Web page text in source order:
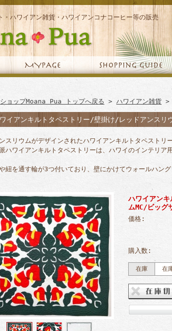
・ハワイアン雑貨・ハワイアンコナコーヒー等の販売
ョップMoana Pua トップへ戻る > ハワイアン雑貨 >
イアンキルトタペストリー/壁掛け/レッドアンスリ
スリウムがデザインされたハワイアンキルトタペスト
ハワイアンキルトタペストリーは、ハワイのインテリア
紐を通す輪が3つ付いており、壁にかけてウォールハング
ハワイアン
ムMC/ビッグ
価格:
購入数:
在庫 在